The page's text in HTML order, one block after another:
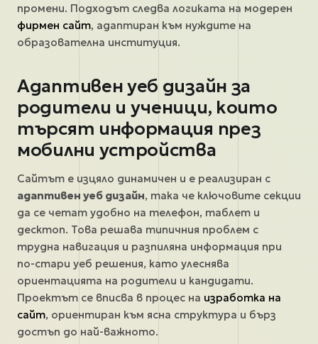
промени. Подходът следва логиката на модерен
фирмен сайт, адаптиран към нуждите на
образователна институция.
Адаптивен уеб дизайн за
родители и ученици, които
търсят информация през
мобилни устройства
Сайтът е изцяло динамичен и е реализиран с
адаптивен уеб дизайн, така че ключовите секции
да се четат удобно на телефон, таблет и
десктоп. Това решава типичния проблем с
трудна навигация и разпиляна информация при
по-стари уеб решения, като улеснява
ориентацията на родители и кандидати.
Проектът се вписва в процес на изработка на
сайт, ориентиран към ясна структура и бърз
достъп до най-важното.